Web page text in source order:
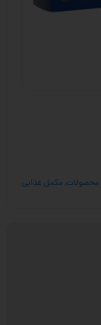
محصولات مکمل غذایی